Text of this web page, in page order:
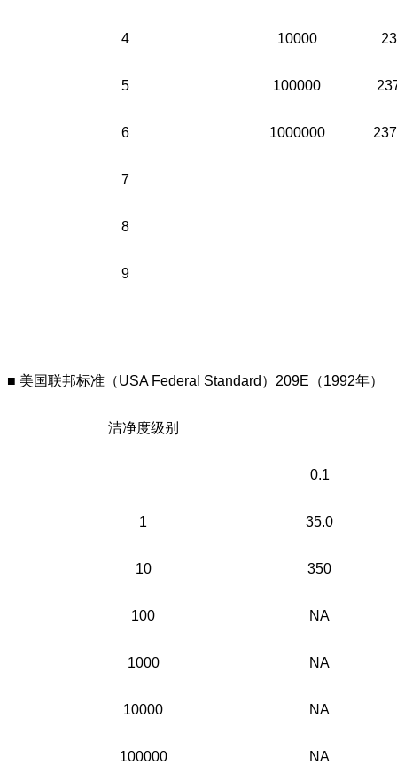
4 10000
5 100000
6 1000000
7
8
9
■ 美国联邦标准（USA Federal Standard）209E（1992年）
洁净度级别
0.1
1 35.0
10 350
100 NA
1000 NA
10000 NA
100000 NA